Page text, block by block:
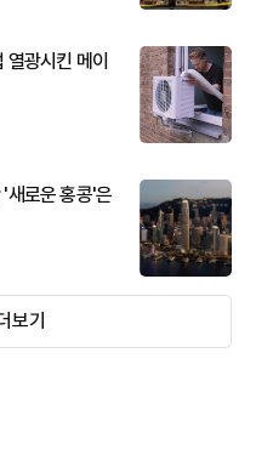
광시킨 메이
새로운 홍콩'은
보기